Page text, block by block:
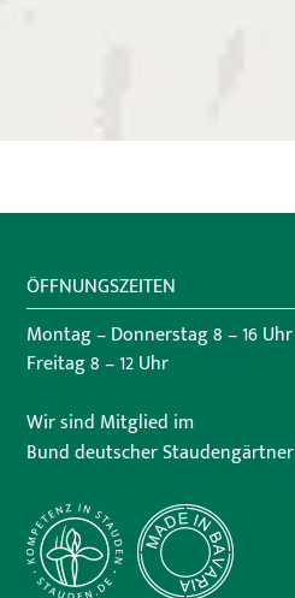
ÖFFNUNGSZEITEN
Montag – Donnerstag 8 – 16 Uhr
Freitag 8 – 12 Uhr
Wir sind Mitglied im
Bund deutscher Staudengärtner